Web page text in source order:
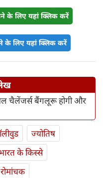
के लिए यहां क्लिक करें
के लिए यहां क्लिक करें
चैलेंजर्स बैंगलूरू होगी और
ज्योतिष
के किस्से